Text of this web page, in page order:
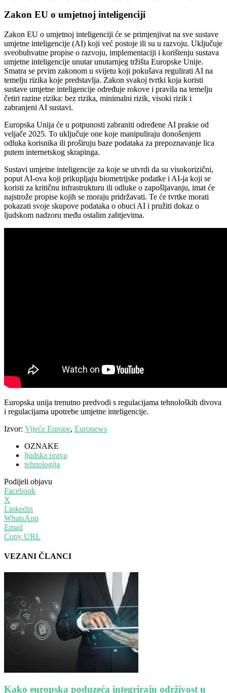
Zakon EU o umjetnoj inteligenciji
Zakon EU o umjetnoj inteligenciji će se primjenjivat na sve sustave
umjetne inteligencije (AI) koji već postoje ili su u razvoju. Uključuje
sveobuhvatne propise o razvoju, implementaciji i korištenju sustava
umjetne inteligencije unutar unutarnjeg tržišta Europske Unije.
Smatra se prvim zakonom u svijetu koji pokušava regulirati AI na
temelju rizika koje predstavlja. Zakon svakoj tvrtki koja koristi
sustave umjetne inteligencije određuje rokove i pravila na temelju
četiri razine rizika: bez rizika, minimalni rizik, visoki rizik i
zabranjeni AI sustavi.
Europska Unija će u potpunosti zabraniti određene AI prakse od
veljače 2025. To uključuje one koje manipuliraju donošenjem
odluka korisnika ili proširuju baze podataka za prepoznavanje lica
putem internetskog skrapinga.
Sustavi umjetne inteligencije za koje se utvrdi da su visokorizični,
poput AI-ova koji prikupljaju biometrijske podatke i AI-ja koji se
koristi za kritičnu infrastrukturu ili odluke o zapošljavanju, imat će
najstrože propise kojih se moraju pridržavati. Te će tvrtke morati
pokazati svoje skupove podataka o obuci AI i pružiti dokaz o
ljudskom nadzoru među ostalim zahtjevima.
Europska unija trenutno predvodi s regulacijama tehnoloških divova
i regulacijama upotrebe umjetne inteligencije.
Izvor: Vijeće Europe, Euronews
OZNAKE
ljudska prava
tehnologija
Podijeli objavu
Facebook
X
Linkedin
WhatsApp
Email
Copy URL
VEZANI ČLANCI
Kako europska poduzeća integriraju održivost u